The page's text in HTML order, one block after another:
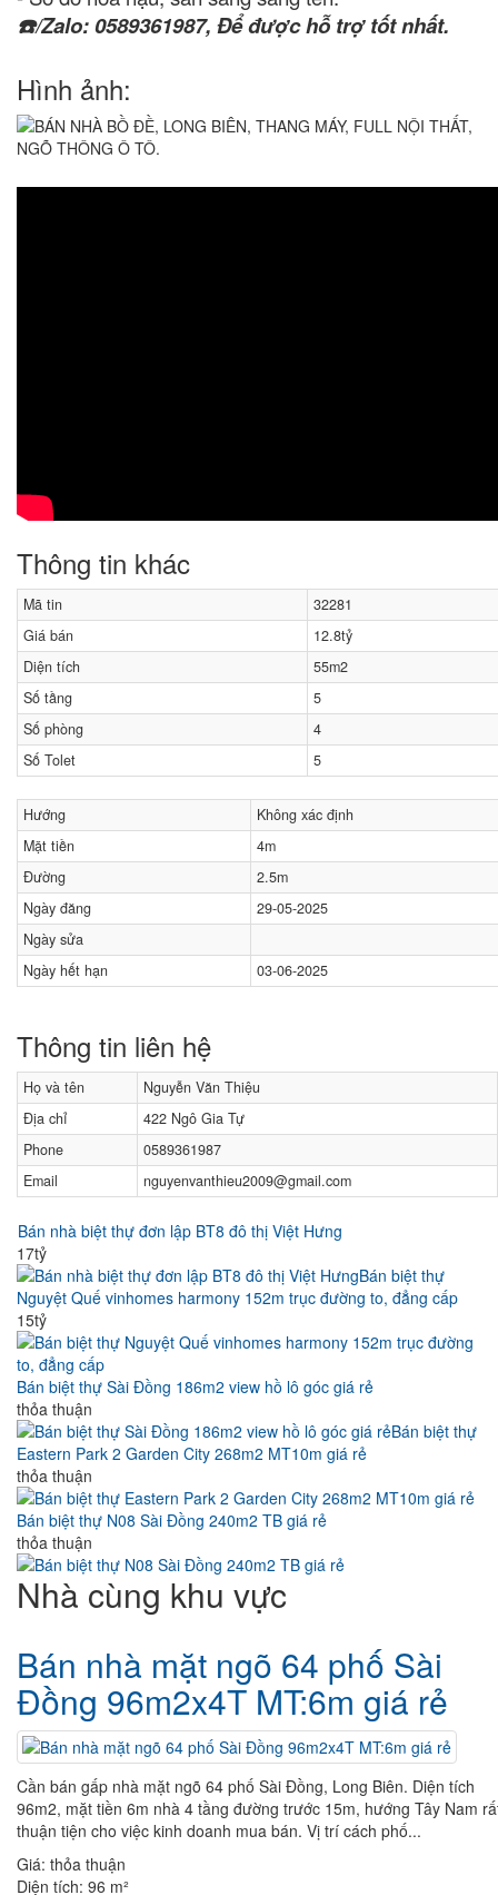
☎️/Zalo: 0589361987, Để được hỗ trợ tốt nhất.
Hình ảnh:
Thông tin khác
Mã tin
32281
Giá bán
12.8tỷ
Diện tích
55m2
Số tầng
5
Số phòng
4
Số Tolet
5
Hướng
Không xác định
Mặt tiền
4m
Đường
2.5m
Ngày đăng
29-05-2025
Ngày sửa
Ngày hết hạn
03-06-2025
Thông tin liên hệ
Họ và tên
Nguyễn Văn Thiệu
Địa chỉ
422 Ngô Gia Tự
Phone
0589361987
Email
nguyenvanthieu2009@gmail.com
Bán nhà biệt thự đơn lập BT8 đô thị Việt Hưng
17tỷ
Bán biệt thự
Nguyệt Quế vinhomes harmony 152m trục đường to, đẳng cấp
15tỷ
Bán biệt thự Sài Đồng 186m2 view hồ lô góc giá rẻ
thỏa thuận
Bán biệt thự
Eastern Park 2 Garden City 268m2 MT10m giá rẻ
thỏa thuận
Bán biệt thự N08 Sài Đồng 240m2 TB giá rẻ
thỏa thuận
Nhà cùng khu vực
Bán nhà mặt ngõ 64 phố Sài
Đồng 96m2x4T MT:6m giá rẻ
Cần bán gấp nhà mặt ngõ 64 phố Sài Đồng, Long Biên. Diện tích
96m2, mặt tiền 6m nhà 4 tầng đường trước 15m, hướng Tây Nam
thuận tiện cho việc kinh doanh mua bán. Vị trí cách phố...
Giá: thỏa thuận
Diện tích: 96 m²